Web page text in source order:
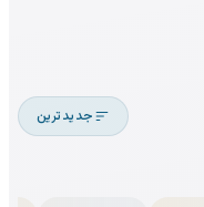
جدیدترین